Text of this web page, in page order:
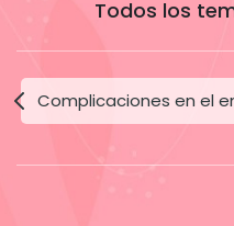
Todos los
Complicaciones en el